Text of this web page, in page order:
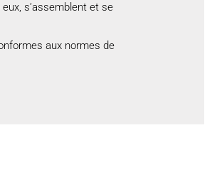
s’assemblent et se
aux normes de